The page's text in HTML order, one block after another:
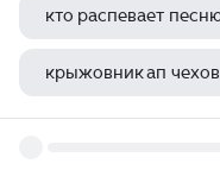
крыжовник ап чехов